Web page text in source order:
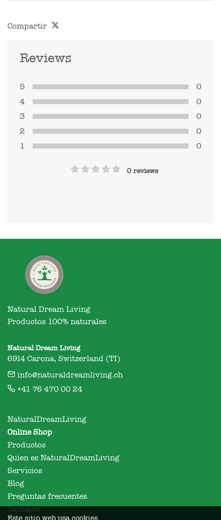
Compartir
Reviews
5
0
4
0
3
0
2
0
1
0
0 reviews
Natural Dream Living
Productos 100% naturales
Natural Dream Living
6914 Carona, Switzerland (TI)
info@naturaldreamliving.ch
+41 76 470 00 24
NaturalDreamLiving
Online Shop
Productos
Quien es NaturalDreamLiving
Servicios
Blog
Preguntas frecuentes
Contacto
Este sitio web usa cookies